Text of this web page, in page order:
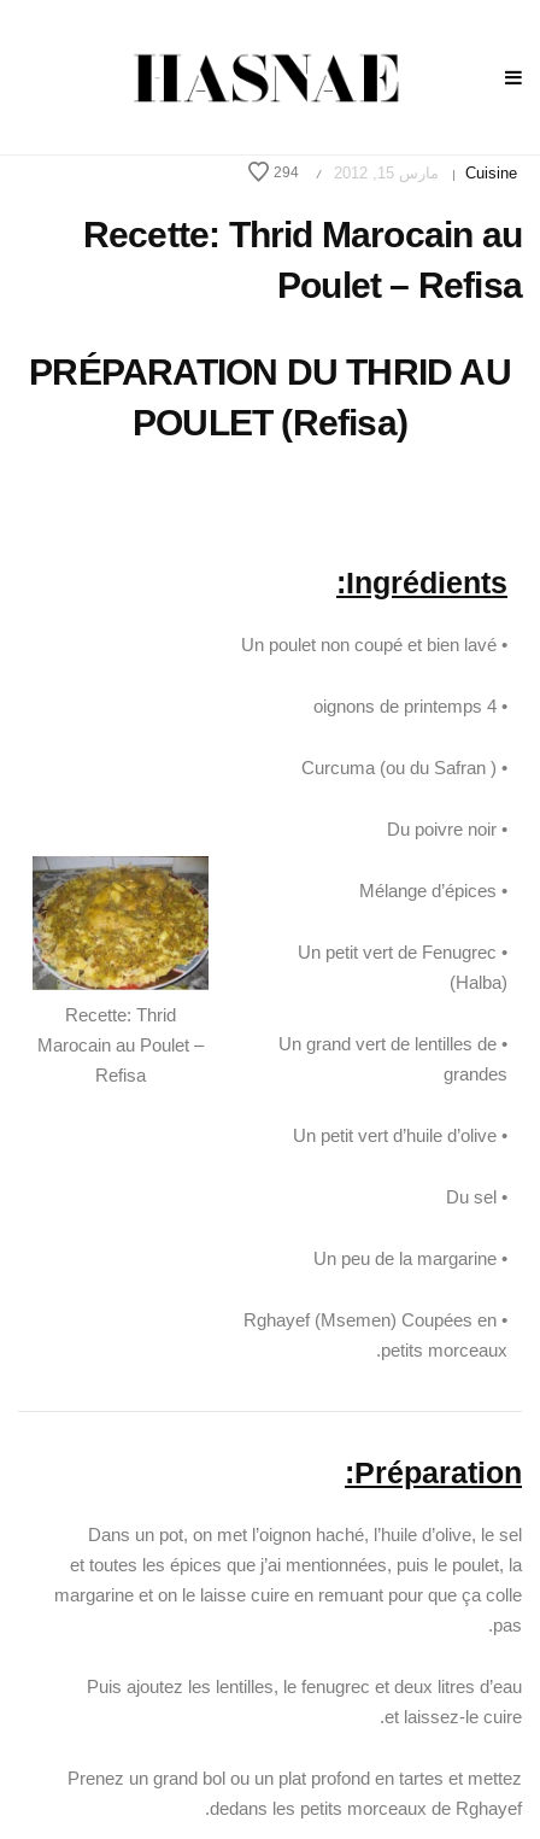
Cuisine
| مارس 15, 2012 /
294
Recette: Thrid Marocain au
Poulet – Refisa
PRÉPARATION DU THRID AU
POULET (Refisa)
Ingrédients:
• Un poulet non coupé et bien lavé
• 4 oignons de printemps
• Curcuma (ou du Safran )
• Du poivre noir
• Mélange d’épices
• Un petit vert de Fenugrec
(Halba)
• Un grand vert de lentilles de
grandes
• Un petit vert d’huile d’olive
• Du sel
• Un peu de la margarine
• Rghayef (Msemen) Coupées en
petits morceaux.
Recette: Thrid
Marocain au Poulet –
Refisa
Préparation:
Dans un pot, on met l’oignon haché, l’huile d’olive, le sel
et toutes les épices que j’ai mentionnées, puis le poulet, la
margarine et on le laisse cuire en remuant pour que ça colle
pas.
Puis ajoutez les lentilles, le fenugrec et deux litres d’eau
et laissez-le cuire.
Prenez un grand bol ou un plat profond en tartes et mettez
dedans les petits morceaux de Rghayef.